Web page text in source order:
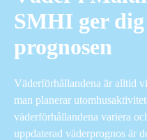
SMHI ger dig
prognosen
Väderförhållandena är alltid
man planerar
väderförhållandena variera
uppdaterad väderprognos är